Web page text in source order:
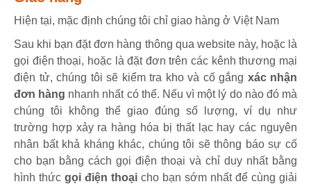
Hiện tại, mặc định chúng tôi chỉ giao hàng ở Việt Nam
Sau khi bạn đặt đơn hàng thông qua website này, hoặc là
gọi điện thoại, hoặc là đặt đơn trên các kênh thương mại
điện tử, chúng tôi sẽ kiểm tra kho và cố gắng xác nhận
đơn hàng nhanh nhất có thể. Nếu vì một lý do nào đó mà
chúng tôi không thể giao đúng số lượng, ví dụ như
trường hợp xảy ra hàng hóa bị thất lạc hay các nguyên
nhân bất khả kháng khác, chúng tôi sẽ thông báo sự cố
cho bạn bằng cách gọi điện thoại và chỉ duy nhất bằng
hình thức gọi điện thoại cho bạn sớm nhất để cùng giải